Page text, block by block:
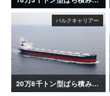
20万8千トン型ばら積み運搬船「SANTA ISABEL」竣工